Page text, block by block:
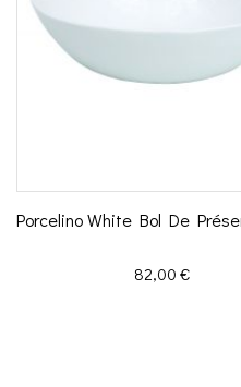
Porcelino White Bol De
Prix
82,00 €